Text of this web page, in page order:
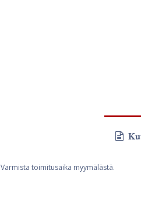
Varmista toimitusaika myymälästä.